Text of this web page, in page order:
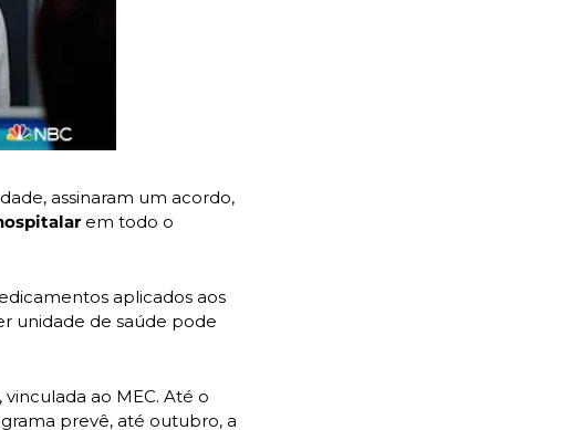
assinaram um acordo,
em todo o
aplicados aos
unidade de saúde pode
ao MEC. Até o